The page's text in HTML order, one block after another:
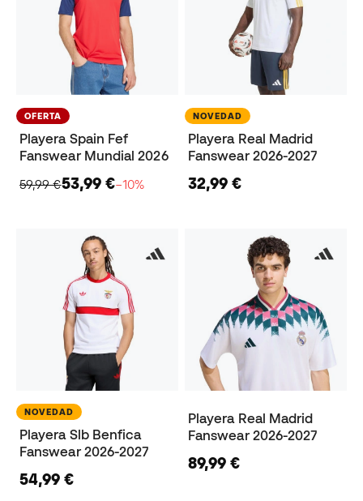
OFERTA
Playera Spain Fef
Fanswear Mundial 2026
59,99 €53,99 €−10%
NOVEDAD
Playera Real Madrid
Fanswear 2026-2027
32,99 €
NOVEDAD
Playera Slb Benfica
Fanswear 2026-2027
54,99 €
Playera Real Madrid
Fanswear 2026-2027
89,99 €